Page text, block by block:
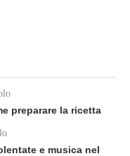
preparare la ricetta
e musica nel